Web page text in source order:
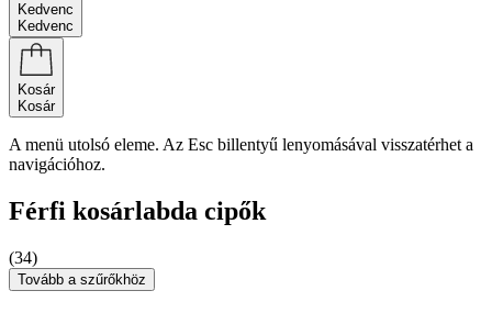
Kedvenc
Kedvenc
Kosár
Kosár
A menü utolsó eleme. Az Esc billentyű lenyomásával visszatérhet a
navigációhoz.
Férfi kosárlabda cipők
(34)
Tovább a szűrőkhöz